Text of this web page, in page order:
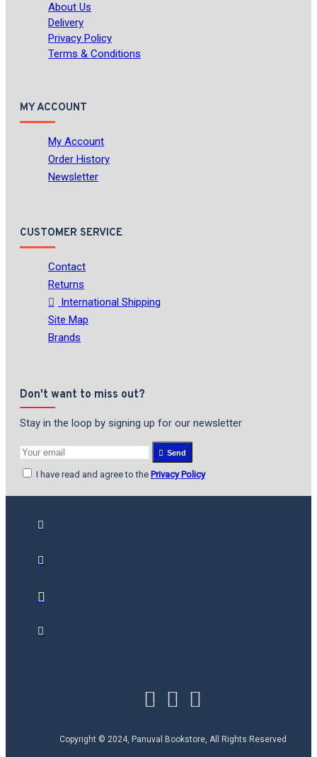
About Us
Delivery
Privacy Policy
Terms & Conditions
MY ACCOUNT
My Account
Order History
Newsletter
CUSTOMER SERVICE
Contact
Returns
International Shipping
Site Map
Brands
Don't want to miss out?
Stay in the loop by signing up for our newsletter
Send
I have read and agree to the Privacy Policy
Copyright © 2024, Panuval Bookstore, All Rights Reserved